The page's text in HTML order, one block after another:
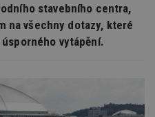
stavebního centra,
na všechny dotazy, které
vytápění.